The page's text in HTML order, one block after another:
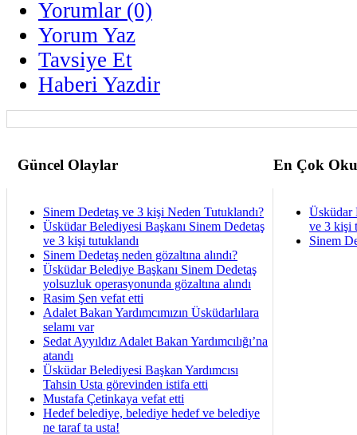
Yorumlar (0)
Yorum Yaz
Tavsiye Et
Haberi Yazdir
Güncel Olaylar En Çok
Sinem Dedetaş ve 3 kişi Neden Tutuklandı?
Üsküdar Belediyesi Başkanı Sinem Dedetaş
ve 3 kişi tutuklandı
Sinem Dedetaş neden gözaltına alındı?
Üsküdar Belediye Başkanı Sinem Dedetaş
yolsuzluk operasyonunda gözaltına alındı
Rasim Şen vefat etti
Adalet Bakan Yardımcımızın Üsküdarlılara
selamı var
Sedat Ayyıldız Adalet Bakan Yardımcılığı’na
atandı
Üsküdar Belediyesi Başkan Yardımcısı
Tahsin Usta görevinden istifa etti
Mustafa Çetinkaya vefat etti
Hedef belediye, belediye hedef ve belediye
ne taraf ta usta!
Üsküdar
ve 3 kişi
Sinem